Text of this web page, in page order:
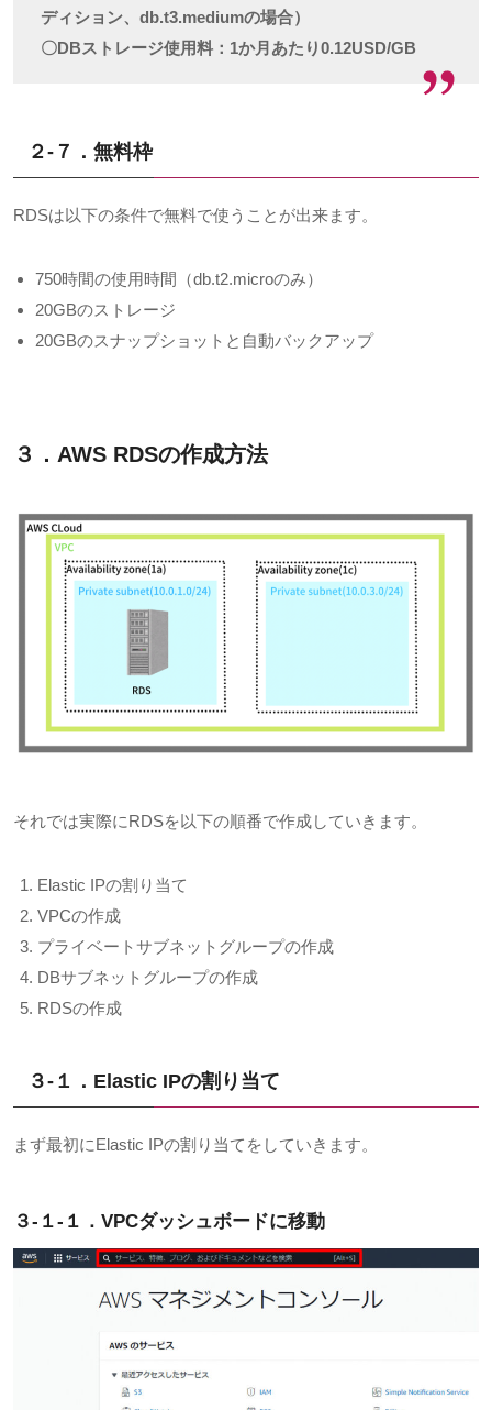
ディション、db.t3.mediumの場合）
〇DBストレージ使用料：1か月あたり0.12USD/GB
２-７．無料枠
RDSは以下の条件で無料で使うことが出来ます。
750時間の使用時間（db.t2.microのみ）
20GBのストレージ
20GBのスナップショットと自動バックアップ
３．AWS RDSの作成方法
それでは実際にRDSを以下の順番で作成していきます。
Elastic IPの割り当て
VPCの作成
プライベートサブネットグループの作成
DBサブネットグループの作成
RDSの作成
３-１．Elastic IPの割り当て
まず最初にElastic IPの割り当てをしていきます。
３-１-１．VPCダッシュボードに移動